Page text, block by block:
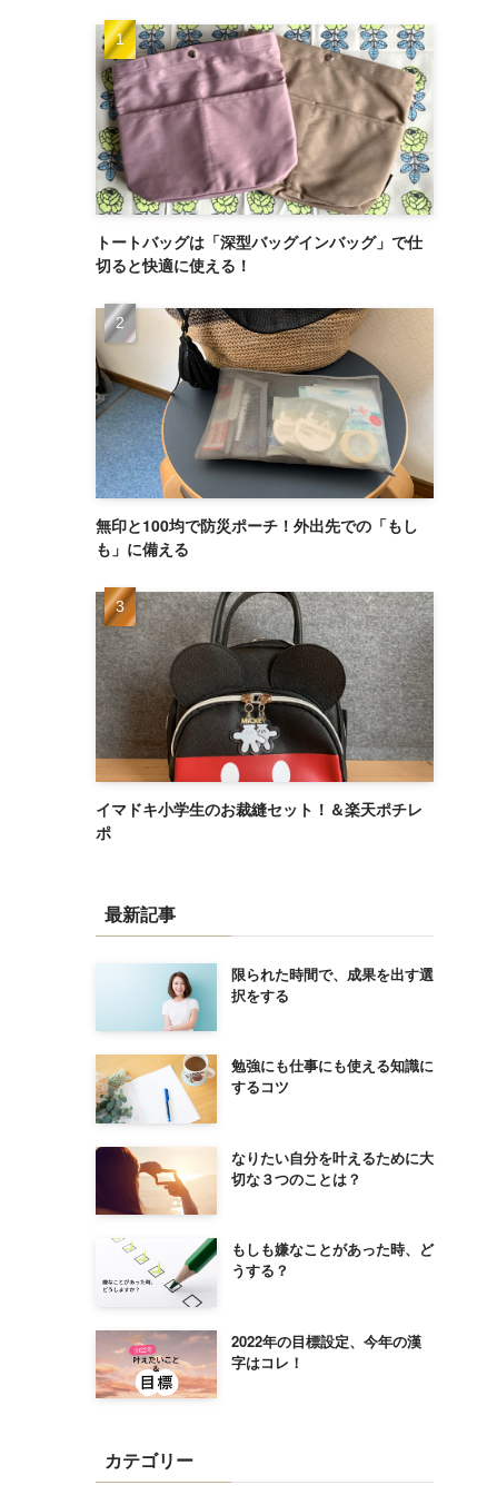
トートバッグは「深型バッグインバッグ」で仕
切ると快適に使える！
無印と100均で防災ポーチ！外出先での「もし
も」に備える
イマドキ小学生のお裁縫セット！＆楽天ポチレ
ポ
最新記事
限られた時間で、成果を出す選
択をする
勉強にも仕事にも使える知識に
するコツ
なりたい自分を叶えるために大
切な３つのことは？
もしも嫌なことがあった時、ど
うする？
2022年の目標設定、今年の漢
字はコレ！
カテゴリー